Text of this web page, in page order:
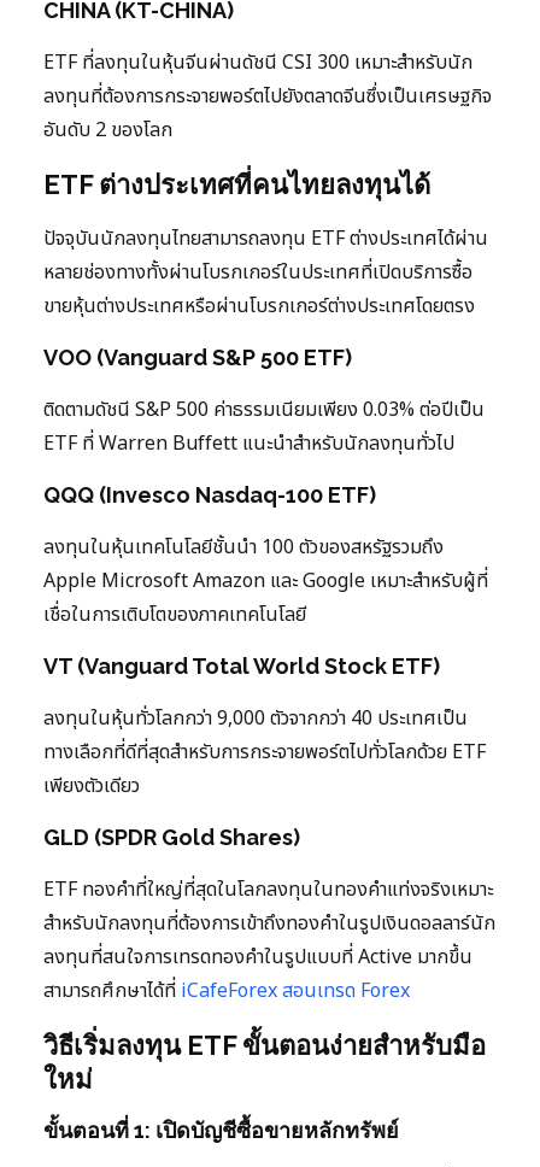
CHINA (KT-CHINA)
ETF ที่ลงทุนในหุ้นจีนผ่านดัชนี CSI 300 เหมาะสำหรับนัก
ลงทุนที่ต้องการกระจายพอร์ตไปยังตลาดจีนซึ่งเป็นเศรษฐกิจ
อันดับ 2 ของโลก
ETF ต่างประเทศที่คนไทยลงทุนได้
ปัจจุบันนักลงทุนไทยสามารถลงทุน ETF ต่างประเทศได้ผ่าน
หลายช่องทางทั้งผ่านโบรกเกอร์ในประเทศที่เปิดบริการซื้อ
ขายหุ้นต่างประเทศหรือผ่านโบรกเกอร์ต่างประเทศโดยตรง
VOO (Vanguard S&P 500 ETF)
ติดตามดัชนี S&P 500 ค่าธรรมเนียมเพียง 0.03% ต่อปีเป็น
ETF ที่ Warren Buffett แนะนำสำหรับนักลงทุนทั่วไป
QQQ (Invesco Nasdaq-100 ETF)
ลงทุนในหุ้นเทคโนโลยีชั้นนำ 100 ตัวของสหรัฐรวมถึง
Apple Microsoft Amazon และ Google เหมาะสำหรับผู้ที่
เชื่อในการเติบโตของภาคเทคโนโลยี
VT (Vanguard Total World Stock ETF)
ลงทุนในหุ้นทั่วโลกกว่า 9,000 ตัวจากกว่า 40 ประเทศเป็น
ทางเลือกที่ดีที่สุดสำหรับการกระจายพอร์ตไปทั่วโลกด้วย ETF
เพียงตัวเดียว
GLD (SPDR Gold Shares)
ETF ทองคำที่ใหญ่ที่สุดในโลกลงทุนในทองคำแท่งจริงเหมาะ
สำหรับนักลงทุนที่ต้องการเข้าถึงทองคำในรูปเงินดอลลาร์นัก
ลงทุนที่สนใจการเทรดทองคำในรูปแบบที่ Active มากขึ้น
สามารถศึกษาได้ที่ iCafeForex สอนเทรด Forex
วิธีเริ่มลงทุน ETF ขั้นตอนง่ายสำหรับมือ
ใหม่
ขั้นตอนที่ 1: เปิดบัญชีซื้อขายหลักทรัพย์